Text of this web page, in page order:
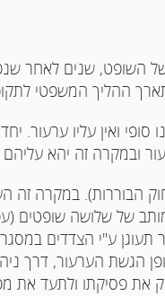
השופט, שנים לאחר
ההליך המשפטי
ואין עליו ערעור.
ובמקרה זה יהא עליהם
– ערעור בפני בורר (לפי ס' 21א
של שלושה שופטים
ע"י הצדדים
הגשת הערעור, דרך
את פסיקתו ולתעד את